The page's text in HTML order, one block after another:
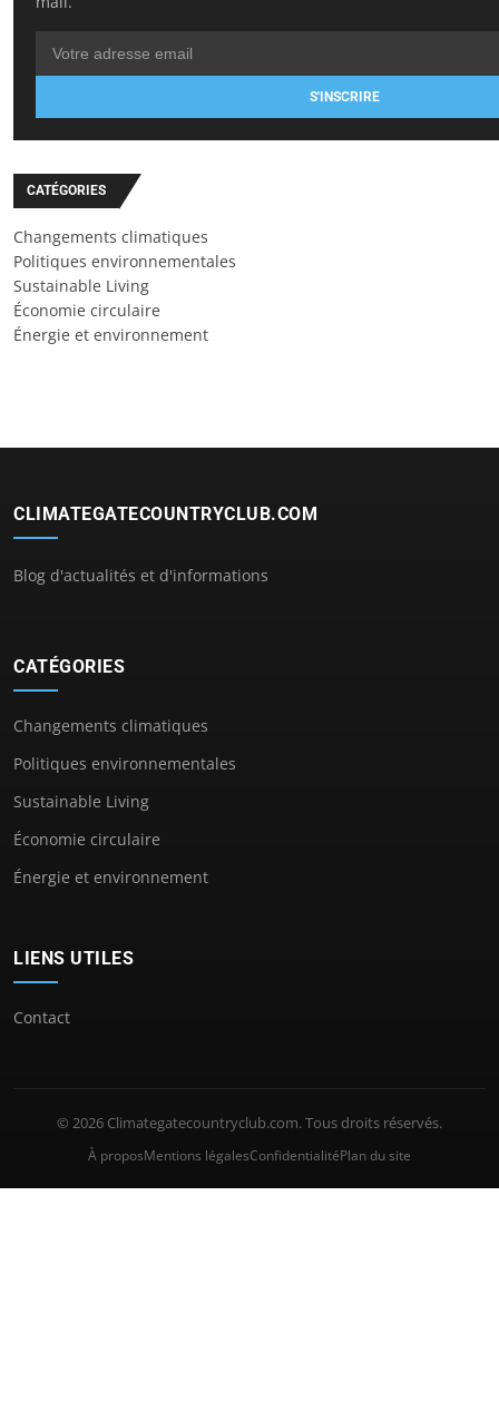
S'INSCRIRE
CATÉGORIES
Changements climatiques
Politiques environnementales
Sustainable Living
Économie circulaire
Énergie et environnement
CLIMATEGATECOUNTRYCLUB.COM
Blog d'actualités et d'informations
CATÉGORIES
Changements climatiques
Politiques environnementales
Sustainable Living
Économie circulaire
Énergie et environnement
LIENS UTILES
Contact
© 2026 Climategatecountryclub.com. Tous droits réservés.
À proposMentions légalesConfidentialitéPlan du site